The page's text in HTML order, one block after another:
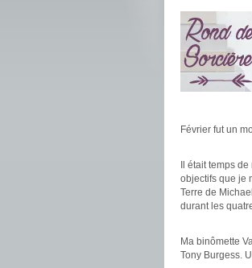
Février fut un
Il était temps
objectifs que je
Terre de
durant les
Ma binômette
Tony Burgess.